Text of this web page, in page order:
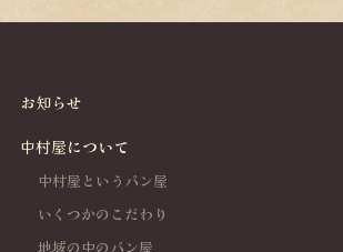
お知らせ
中村屋について
中村屋というパン屋
いくつかのこだわり
地域の中のパン屋